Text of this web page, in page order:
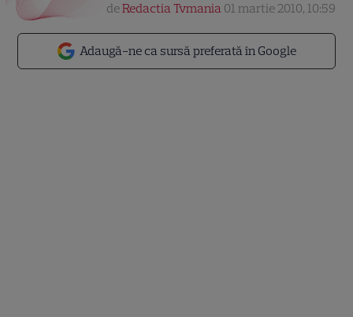
Adaugă-ne ca sursă preferată în Google
deRedactia Tvmania 01 martie 2010, 10:59